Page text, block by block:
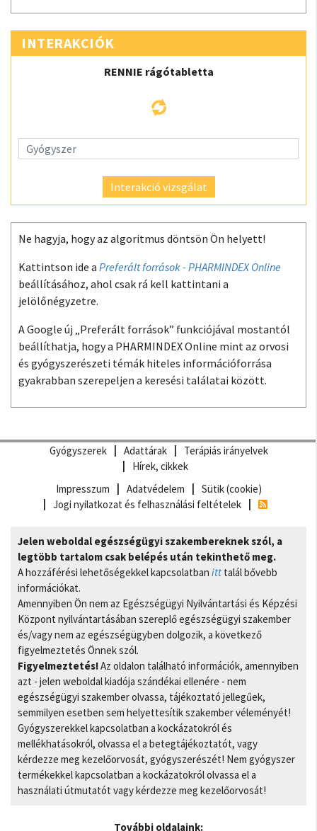
INTERAKCIÓK
RENNIE rágótabletta
Interakció vizsgálat
Ne hagyja, hogy az algoritmus döntsön Ön helyett!
Kattintson ide a Preferált források - PHARMINDEX Online
beállításához, ahol csak rá kell kattintani a
jelölőnégyzetre.
A Google új „Preferált források” funkciójával mostantól
beállíthatja, hogy a PHARMINDEX Online mint az orvosi
és gyógyszerészeti témák hiteles információforrása
gyakrabban szerepeljen a keresési találatai között.
Gyógyszerek Adattárak
Terápiás irányelvek
Hírek, cikkek
Impresszum
Adatvédelem
Sütik (cookie)
Jogi nyilatkozat és felhasználási feltételek
Jelen weboldal egészségügyi szakembereknek szól, a
legtöbb tartalom csak belépés után tekinthető meg.
A hozzáférési lehetőségekkel kapcsolatban itt talál bővebb
információkat.
Amennyiben Ön nem az Egészségügyi Nyilvántartási és Képzési
Központ nyilvántartásában szereplő egészségügyi szakember
és/vagy nem az egészségügyben dolgozik, a következő
figyelmeztetés Önnek szól.
Figyelmeztetés!Az oldalon található információk, amennyiben
azt - jelen weboldal kiadója szándékai ellenére - nem
egészségügyi szakember olvassa, tájékoztató jellegűek,
semmilyen esetben sem helyettesítik szakember véleményét!
Gyógyszerekkel kapcsolatban a kockázatokról és
mellékhatásokról, olvassa el a betegtájékoztatót, vagy
kérdezze meg kezelőorvosát, gyógyszerészét! Nem gyógyszer
termékekkel kapcsolatban a kockázatokról olvassa el a
használati útmutatót vagy kérdezze meg kezelőorvosát!
További oldalaink: